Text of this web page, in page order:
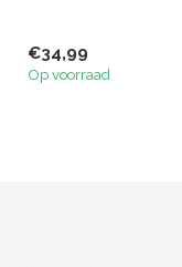
€34,99
Op voorraad